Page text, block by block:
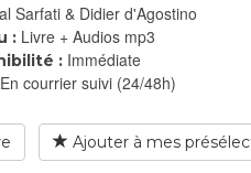
Sarfati & Didier d'Agostino
: Livre + Audios mp3
: Immédiate
En courrier suivi (24/48h)
Ajouter à mes